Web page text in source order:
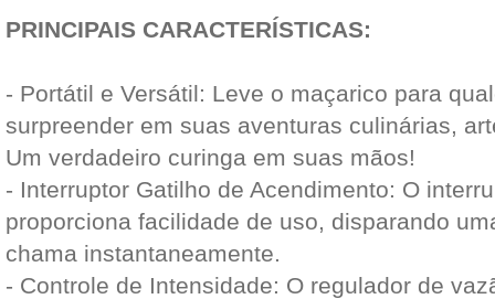
PRINCIPAIS CARACTERÍSTICAS:
- Portátil e Versátil: Leve o maçarico para
surpreender em suas aventuras culinárias,
Um verdadeiro curinga em suas mãos!
- Interruptor Gatilho de Acendimento: O
proporciona facilidade de uso, disparando
chama instantaneamente.
- Controle de Intensidade: O regulador de